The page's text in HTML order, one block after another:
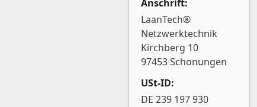
Anschrift:
LaanTech®
Netzwerktechnik
Kirchberg 10
97453 Schonungen
USt-ID:
DE 239 197 930